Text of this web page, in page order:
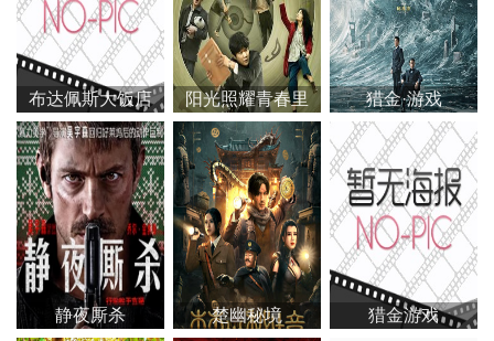
布达佩斯大饭店 阳光照耀青春里 猎金·游戏
静夜厮杀 楚幽秘境 猎金游戏